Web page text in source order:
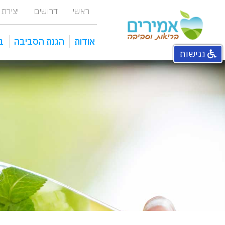
ראשי דרושים
אודות הגנת הסביבה
נגישות